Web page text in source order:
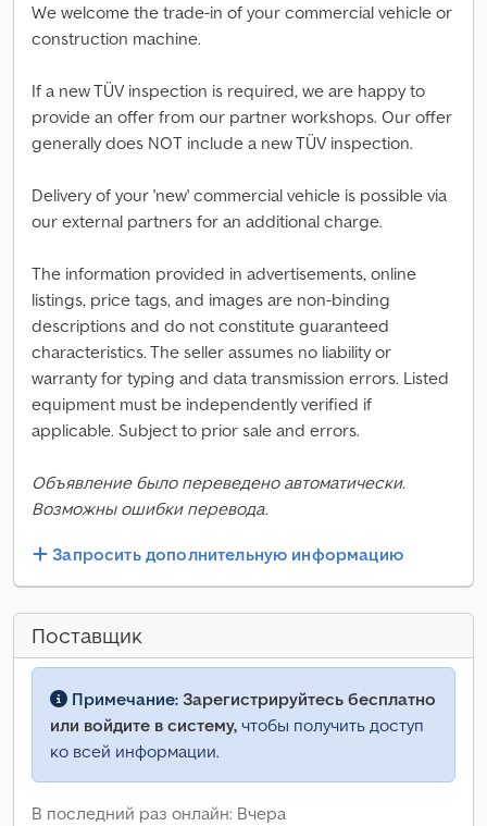
We welcome the trade-in of your commercial vehicle or
construction machine.
If a new TÜV inspection is required, we are happy to
provide an offer from our partner workshops. Our offer
generally does NOT include a new TÜV inspection.
Delivery of your 'new' commercial vehicle is possible via
our external partners for an additional charge.
The information provided in advertisements, online
listings, price tags, and images are non-binding
descriptions and do not constitute guaranteed
characteristics. The seller assumes no liability or
warranty for typing and data transmission errors. Listed
equipment must be independently verified if
applicable. Subject to prior sale and errors.
Объявление было переведено автоматически.
Возможны ошибки перевода.
Запросить дополнительную информацию
Поставщик
Примечание: Зарегистрируйтесь бесплатно
или войдите в систему, чтобы получить доступ
ко всей информации.
В последний раз онлайн: Вчера